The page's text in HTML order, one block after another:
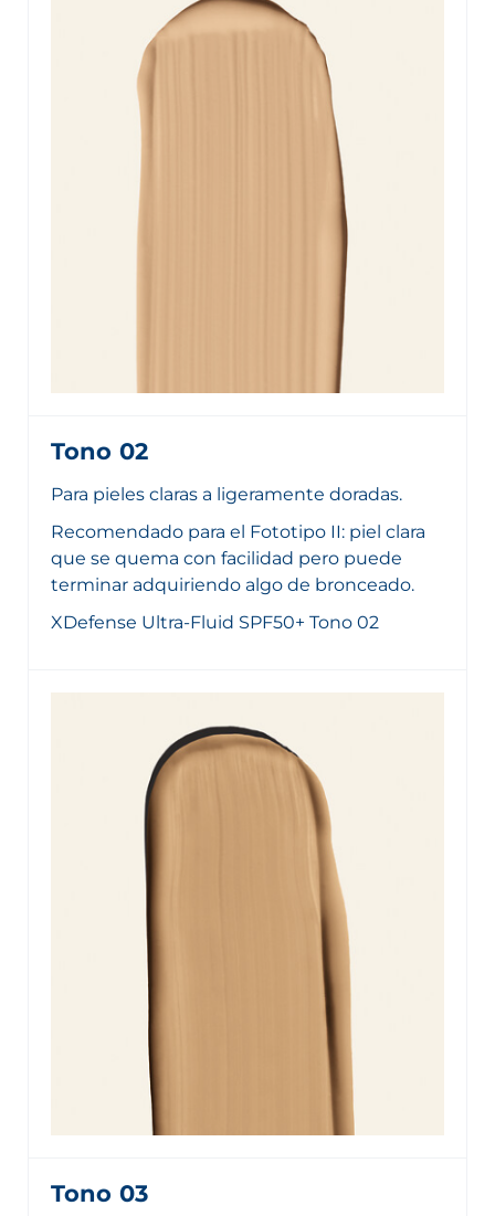
Tono 02
Para pieles claras a ligeramente doradas.
Recomendado para el Fototipo II: piel clara
que se quema con facilidad pero puede
terminar adquiriendo algo de bronceado.
XDefense Ultra-Fluid SPF50+ Tono 02
Tono 03